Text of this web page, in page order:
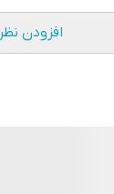
افزودن نظر